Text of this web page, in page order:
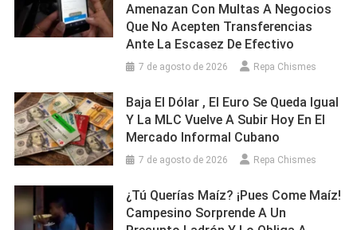
Amenazan Con Multas A Negocios
Que No Acepten Transferencias
Ante La Escasez De Efectivo
7 de agosto de 2026 Repa Chismes
Baja El Dólar , El Euro Se Queda Igual
Y La MLC Vuelve A Subir Hoy En El
Mercado Informal Cubano
7 de agosto de 2026 Repa Chismes
¿Tú Querías Maíz? ¡Pues Come Maíz!
Campesino Sorprende A Un